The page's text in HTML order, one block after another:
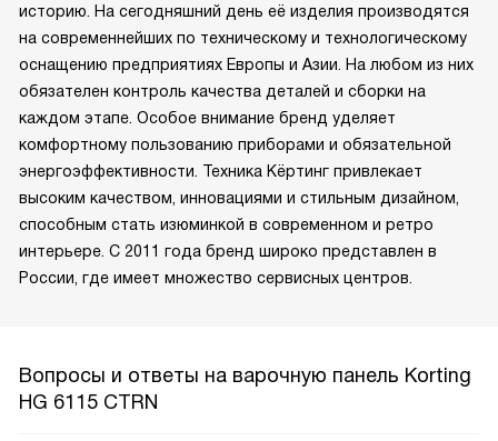
историю. На сегодняшний день её изделия производятся
на современнейших по техническому и технологическому
оснащению предприятиях Европы и Азии. На любом из них
обязателен контроль качества деталей и сборки на
каждом этапе. Особое внимание бренд уделяет
комфортному пользованию приборами и обязательной
энергоэффективности. Техника Кёртинг привлекает
высоким качеством, инновациями и стильным дизайном,
способным стать изюминкой в современном и ретро
интерьере. С 2011 года бренд широко представлен в
России, где имеет множество сервисных центров.
Вопросы и ответы на варочную панель Korting
HG 6115 CTRN